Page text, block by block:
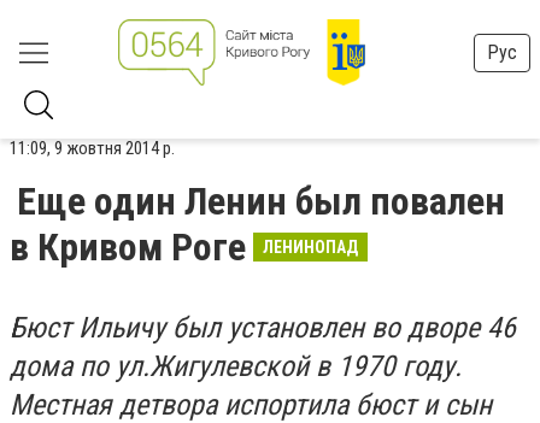
Рус
11:09, 9 жовтня 2014 р.
Еще один Ленин был повален
в Кривом Роге
ЛЕНИНОПАД
Бюст Ильичу был установлен во дворе 46
дома по ул.Жигулевской в 1970 году.
Местная детвора испортила бюст и сын